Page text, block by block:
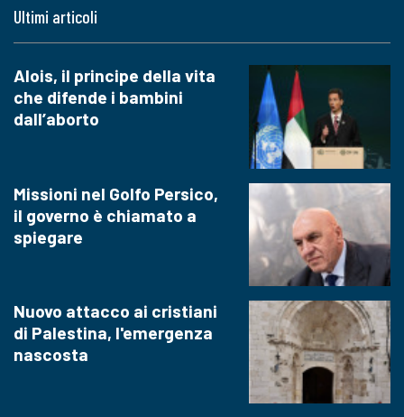
Ultimi articoli
Alois, il principe della vita
che difende i bambini
dall’aborto
Missioni nel Golfo Persico,
il governo è chiamato a
spiegare
Nuovo attacco ai cristiani
di Palestina, l'emergenza
nascosta